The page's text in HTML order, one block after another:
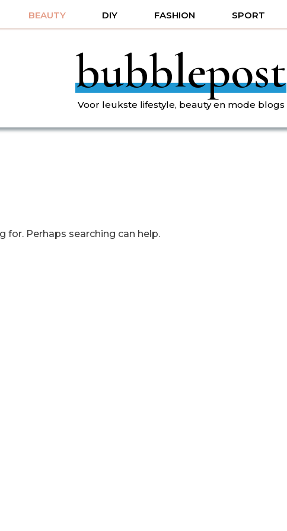
BEAUTY DIY FASHION SPORT
bubblepost
Voor leukste lifestyle, beauty en mode blogs
for. Perhaps searching can help.